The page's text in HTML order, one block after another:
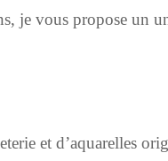
je vous propose un
et d’aquarelles